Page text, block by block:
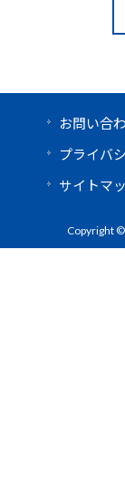
お問い合
プライバ
サイトマ
Copyright